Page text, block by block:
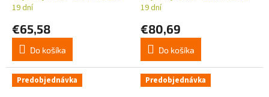
19 dní
€65,58
Do košíka
19 dní
€80,69
Do košíka
Predobjednávka Predobjednávka